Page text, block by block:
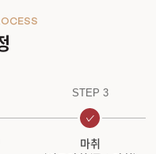
STEP 3
마취